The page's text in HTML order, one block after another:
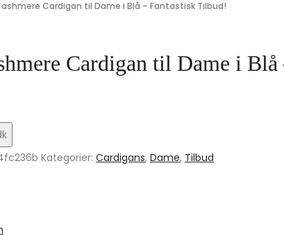
Cardigan til Dame i Blå – Fantastisk Tilbud!
Cardigan til Dame i
Kategorier: Cardigans, Dame, Tilbud